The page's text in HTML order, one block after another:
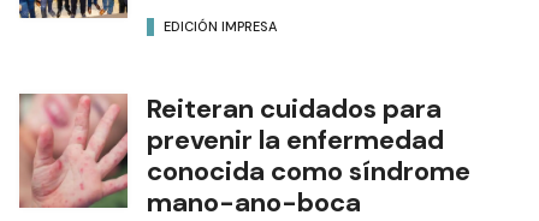
EDICIÓN IMPRESA
Reiteran cuidados para
prevenir la enfermedad
conocida como síndrome
mano-ano-boca